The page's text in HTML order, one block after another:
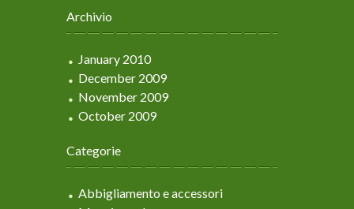
Archivio
January 2010
December 2009
November 2009
October 2009
Categorie
Abbigliamento e accessori